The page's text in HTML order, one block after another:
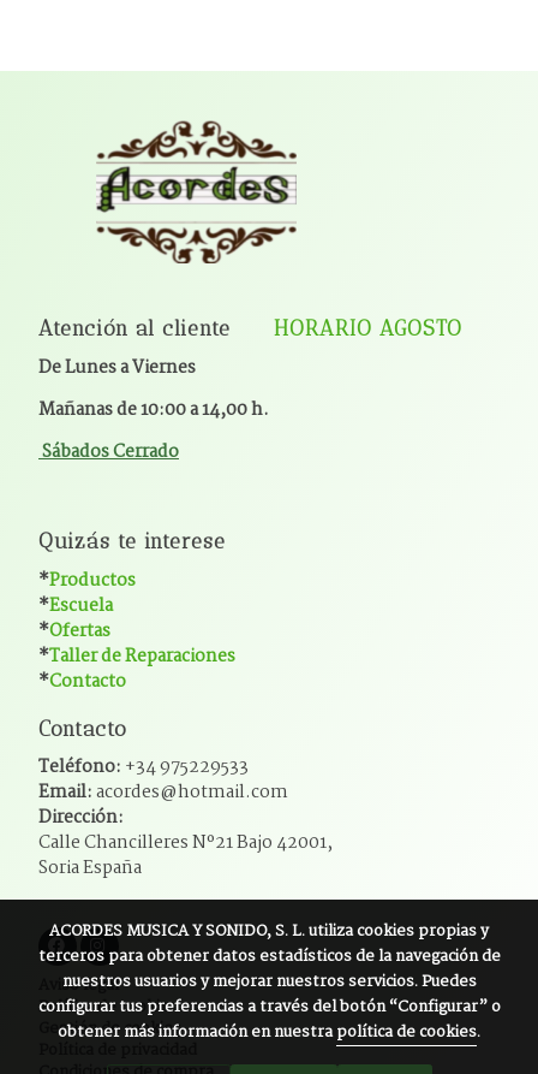
Atención al cliente HORARIO AGOSTO
De Lunes a Viernes
Mañanas de 10:00 a 14,00 h.
Sábados Cerrado
Quizás te interese
*Productos
*Escuela
*Ofertas
*Taller de Reparaciones
*Contacto
Contacto
Teléfono: +34 975229533
Email:acordes@hotmail.com
Dirección:
Calle Chancilleres Nº21 Bajo 42001,
Soria España
Aviso legal
Política de cookies
Gestión de cookies
ACORDES MUSICA Y SONIDO, S. L.utiliza cookies propias y
terceros para obtener datos estadísticos de la navegación de
nuestros usuarios y mejorar nuestros servicios. Puedes
configurar tus preferencias a través del botón “Configurar” o
obtener más información en nuestrapolítica de cookies.